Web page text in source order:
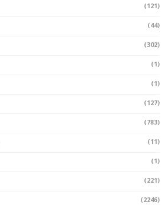
(121)
(44)
(302)
(1)
(1)
(127)
(783)
(11)
(1)
(221)
(2246)